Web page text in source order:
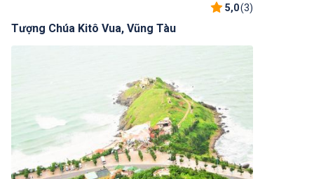
5,0(3)
Tượng Chúa Kitô Vua, Vũng Tàu